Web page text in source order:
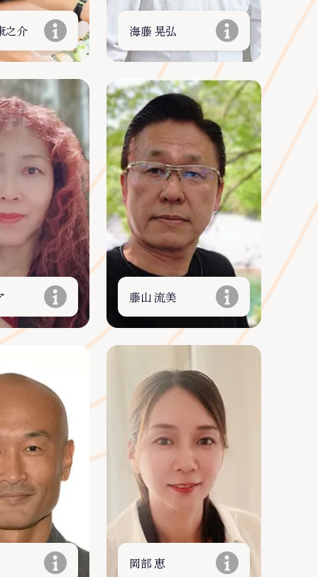
之介 海藤 晃弘
藤山 流美
岡部 恵